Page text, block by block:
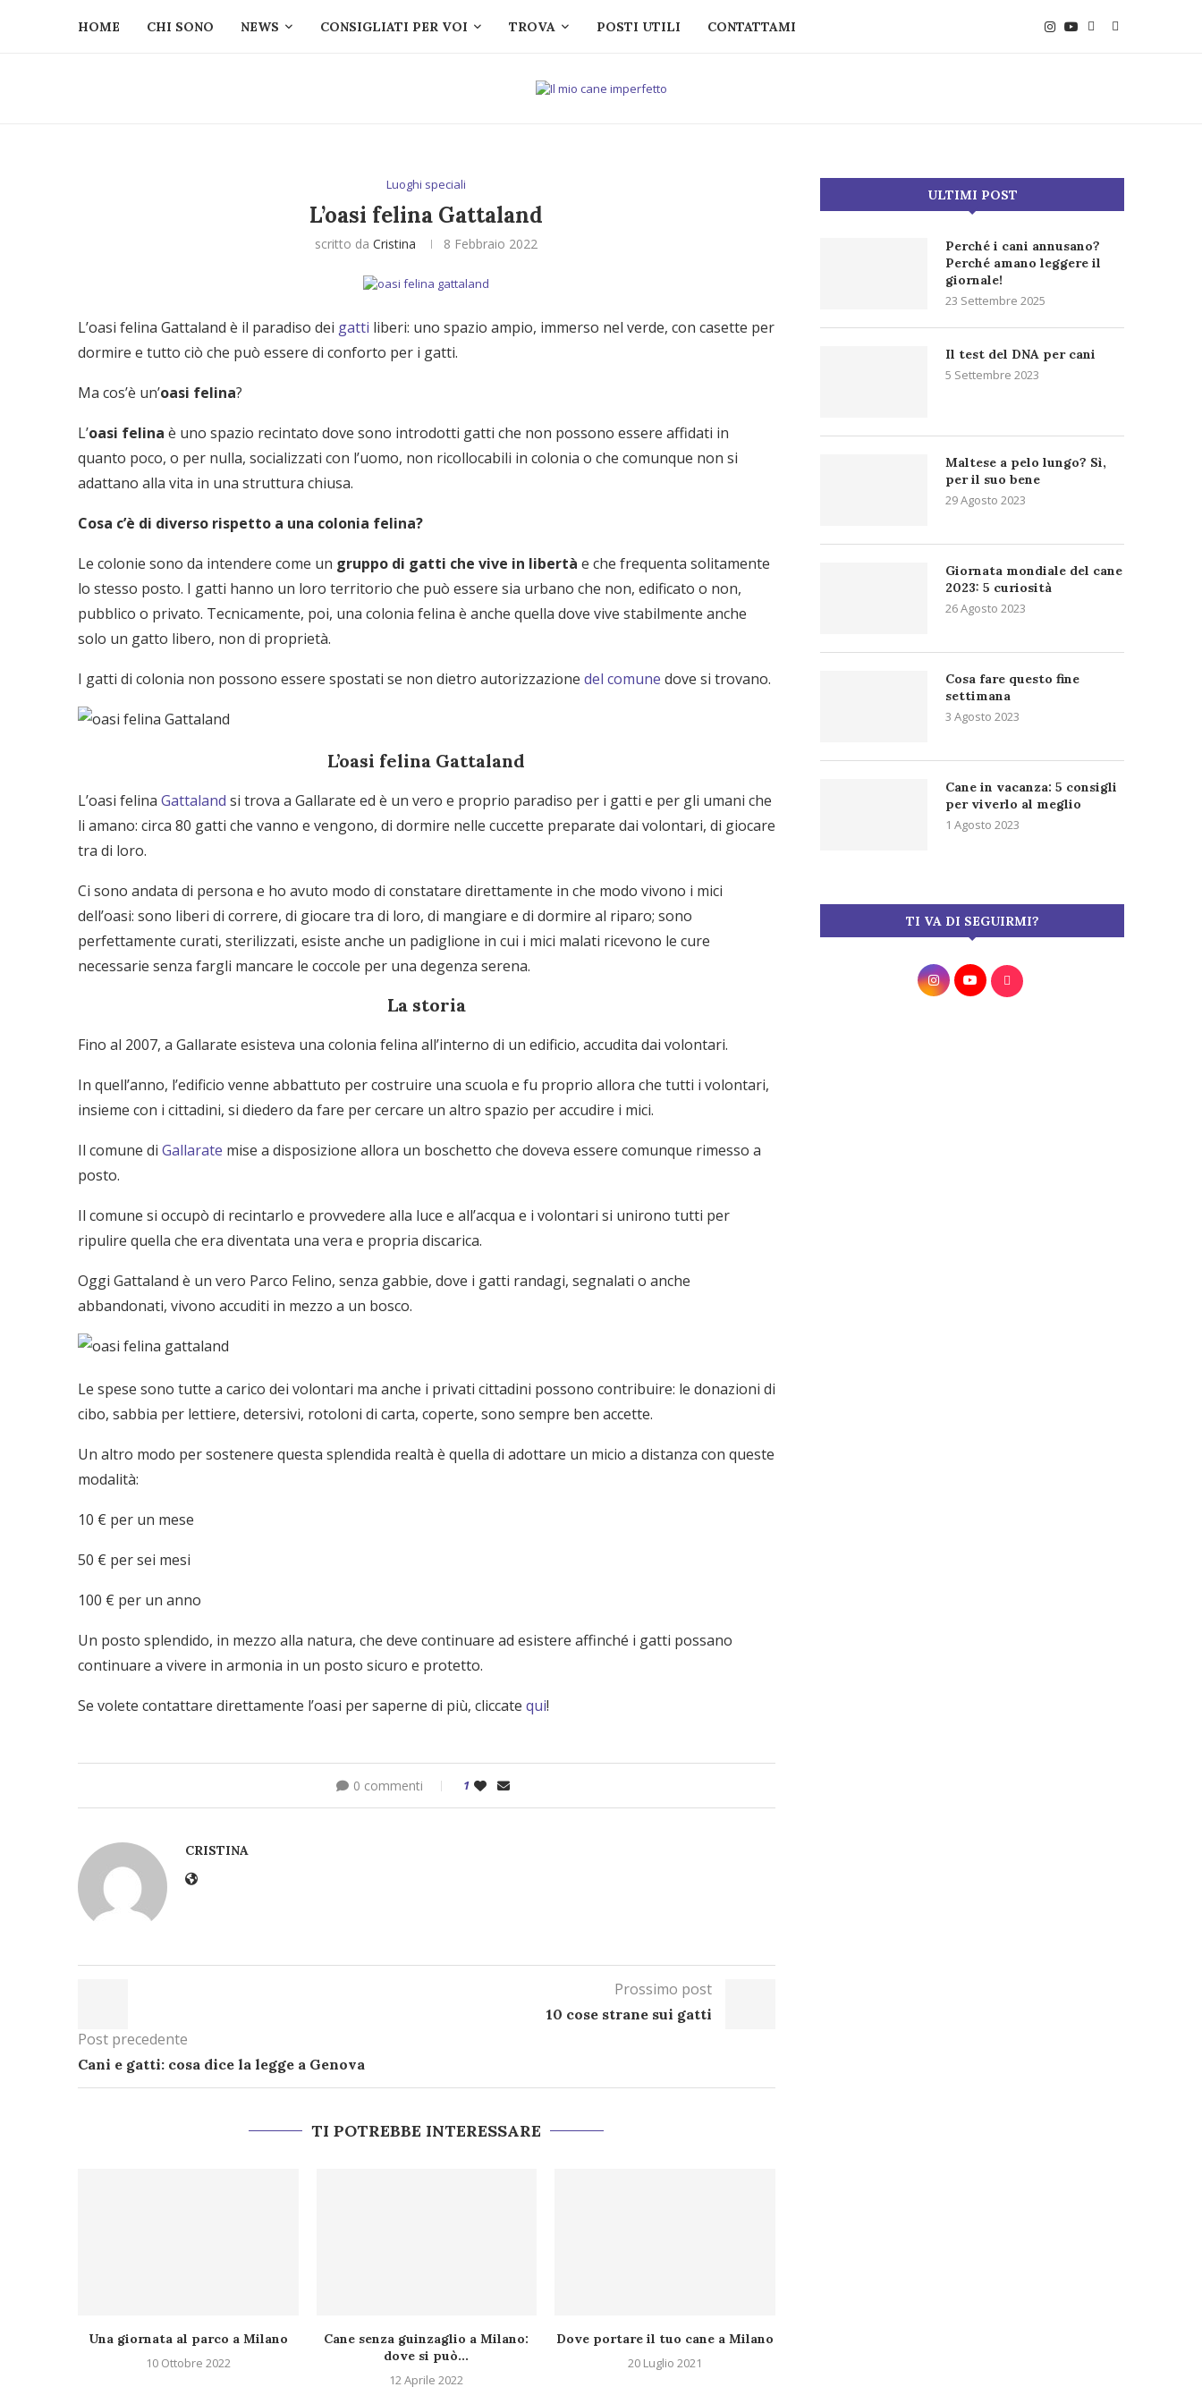
HOME CHI SONO NEWS CONSIGLIATI PER VOI TROVA POSTI UTILI CONTATTAMI
Luoghi speciali
L’oasi felina Gattaland
scritto daCristina 8 Febbraio 2022
L’oasi felina Gattaland è il paradiso dei gatti liberi: uno spazio ampio, immerso nel verde, con casette per
dormire e tutto ciò che può essere di conforto per i gatti.
Ma cos’è un’oasi felina?
L’oasi felina è uno spazio recintato dove sono introdotti gatti che non possono essere affidati in
quanto poco, o per nulla, socializzati con l’uomo, non ricollocabili in colonia o che comunque non si
adattano alla vita in una struttura chiusa.
Cosa c’è di diverso rispetto a una colonia felina?
Le colonie sono da intendere come un gruppo di gatti che vive in libertà e che frequenta solitamente
lo stesso posto. I gatti hanno un loro territorio che può essere sia urbano che non, edificato o non,
pubblico o privato. Tecnicamente, poi, una colonia felina è anche quella dove vive stabilmente anche
solo un gatto libero, non di proprietà.
I gatti di colonia non possono essere spostati se non dietro autorizzazione del comune dove si trovano.
L’oasi felina Gattaland
L’oasi felina Gattaland si trova a Gallarate ed è un vero e proprio paradiso per i gatti e per gli umani che
li amano: circa 80 gatti che vanno e vengono, di dormire nelle cuccette preparate dai volontari, di giocare
tra di loro.
Ci sono andata di persona e ho avuto modo di constatare direttamente in che modo vivono i mici
dell’oasi: sono liberi di correre, di giocare tra di loro, di mangiare e di dormire al riparo; sono
perfettamente curati, sterilizzati, esiste anche un padiglione in cui i mici malati ricevono le cure
necessarie senza fargli mancare le coccole per una degenza serena.
La storia
Fino al 2007, a Gallarate esisteva una colonia felina all’interno di un edificio, accudita dai volontari.
In quell’anno, l’edificio venne abbattuto per costruire una scuola e fu proprio allora che tutti i volontari,
insieme con i cittadini, si diedero da fare per cercare un altro spazio per accudire i mici.
Il comune di Gallarate mise a disposizione allora un boschetto che doveva essere comunque rimesso a
posto.
Il comune si occupò di recintarlo e provvedere alla luce e all’acqua e i volontari si unirono tutti per
ripulire quella che era diventata una vera e propria discarica.
Oggi Gattaland è un vero Parco Felino, senza gabbie, dove i gatti randagi, segnalati o anche
abbandonati, vivono accuditi in mezzo a un bosco.
Le spese sono tutte a carico dei volontari ma anche i privati cittadini possono contribuire: le donazioni di
cibo, sabbia per lettiere, detersivi, rotoloni di carta, coperte, sono sempre ben accette.
Un altro modo per sostenere questa splendida realtà è quella di adottare un micio a distanza con queste
modalità:
10 € per un mese
50 € per sei mesi
100 € per un anno
Un posto splendido, in mezzo alla natura, che deve continuare ad esistere affinché i gatti possano
continuare a vivere in armonia in un posto sicuro e protetto.
Se volete contattare direttamente l’oasi per saperne di più, cliccate qui!
0 commenti 1
CRISTINA
Post precedente
Cani e gatti: cosa dice la legge a Genova
Prossimo post
10 cose strane sui gatti
TI POTREBBE INTERESSARE
Una giornata al parco a Milano
10 Ottobre 2022
Cane senza guinzaglio a Milano:
dove si può...
12 Aprile 2022
Dove portare il tuo cane a Milano
20 Luglio 2021
ULTIMI POST
Perché i cani annusano?
Perché amano leggere il
giornale!
23 Settembre 2025
Il test del DNA per cani
5 Settembre 2023
Maltese a pelo lungo? Sì,
per il suo bene
29 Agosto 2023
Giornata mondiale del cane
2023: 5 curiosità
26 Agosto 2023
Cosa fare questo fine
settimana
3 Agosto 2023
Cane in vacanza: 5 consigli
per viverlo al meglio
1 Agosto 2023
TI VA DI SEGUIRMI?